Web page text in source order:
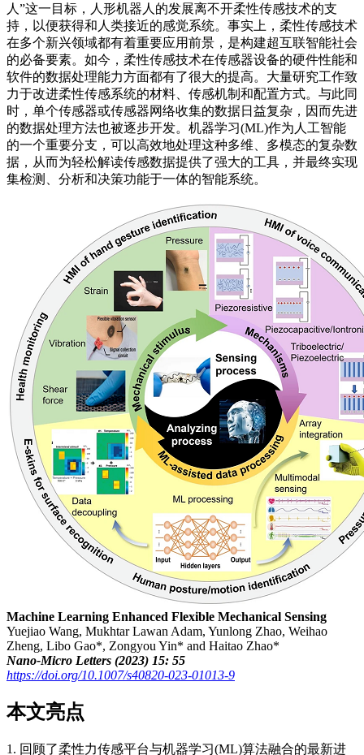
人”这一目标，人形机器人的发展离不开柔性传感技术的支
持，以便获得和人类接近的感觉系统。事实上，柔性传感技术
在多个新兴领域都有着重要应用前景，是构建超互联智能社会
的必备要素。如今，柔性传感技术在传感器设备的硬件性能和
软件的数据处理能力方面都有了很大的提高。大量研究工作致
力于改进柔性传感系统的材料、传感机制和配置方式。与此同
时，单个传感器或传感器网络收集的数据日益复杂，因而先进
的数据处理方法也被逐步开发。机器学习(ML)作为人工智能
的一个重要分支，可以高效地处理这种多维、多模态的复杂数
据，从而为轻松解读传感数据提供了强大的工具，并最终实现
集检测、分析和决策功能于一体的智能系统。
Machine Learning Enhanced Flexible Mechanical Sensing
Yuejiao Wang, Mukhtar Lawan Adam, Yunlong Zhao, Weihao
Zheng, Libo Gao*, Zongyou Yin* and Haitao Zhao*
Nano-Micro Letters (2023) 15: 55
https://doi.org/10.1007/s40820-023-01013-9
本文亮点
1. 回顾了柔性力传感平台与机器学习(ML)算法融合的最新进